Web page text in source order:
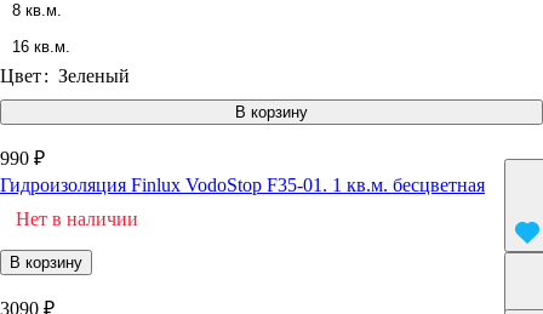
В корзину
8 кв.м.
16 кв.м.
Цвет: Зеленый
990 ₽
Гидроизоляция Finlux VodoStop F35-01. 1 кв.м. бесцветная
Нет в наличии
В корзину
3090 ₽